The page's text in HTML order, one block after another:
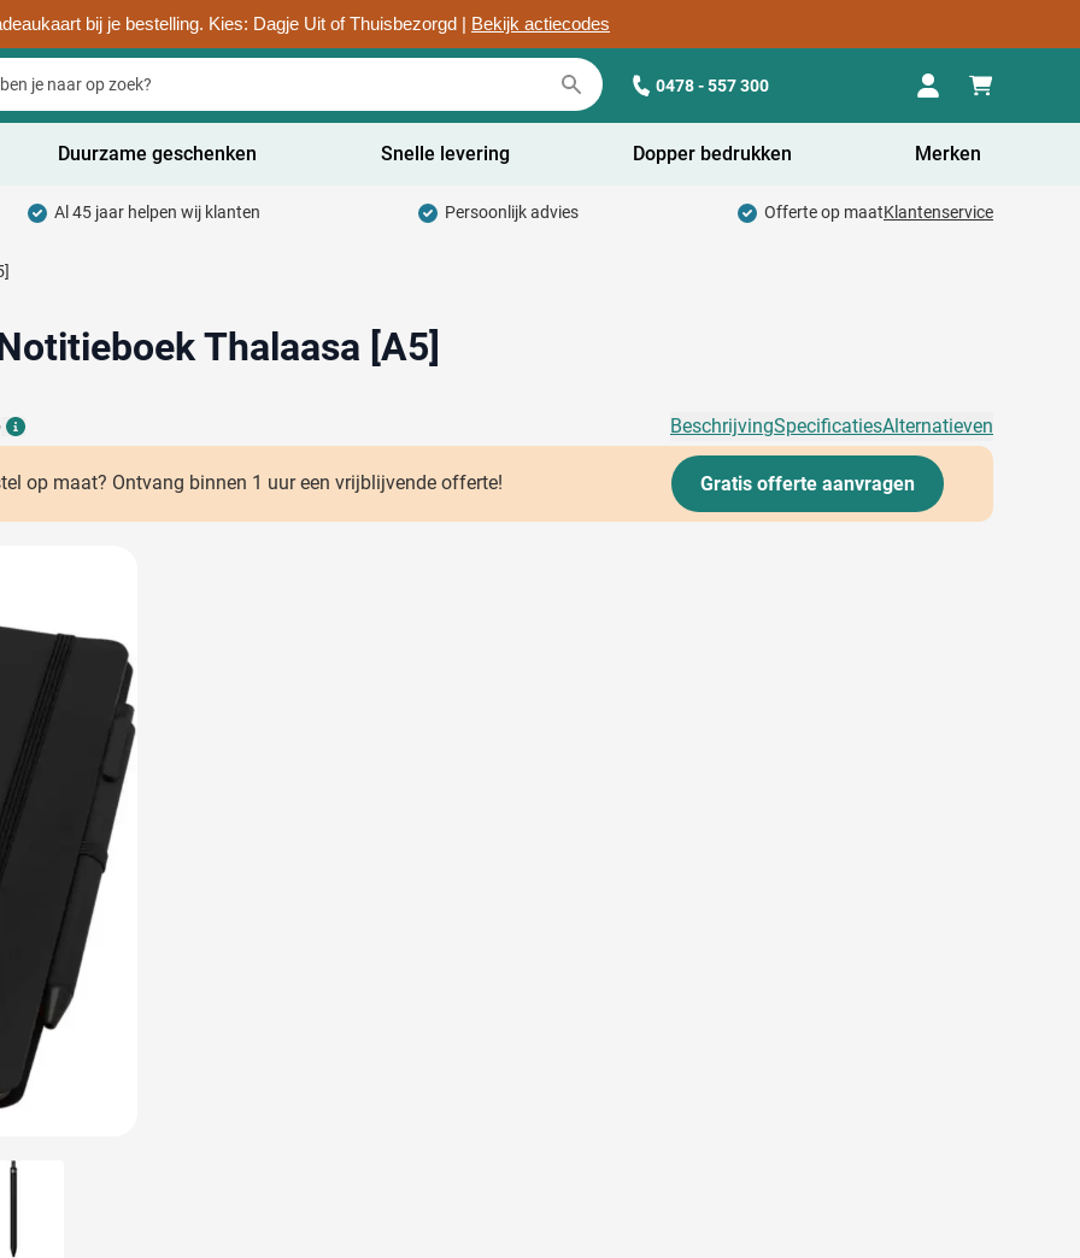
bij je bestelling. Kies: Dagje Uit of Thuisbezorgd | Bekijk actiecodes
0478 - 557 300
categorie
categorie
& Weggevers categorie
categorie
categorie
& Keuken categorie
& Veiligheid categorie
& Vrije tijd categorie
& Kids categorie
categorie
& thema's categorie
Duurzame geschenken Snelle levering Dopper bedrukken Merken
Al 45 jaar helpen wij klanten Persoonlijk advies Offerte op maatKlantenservice
Thalaasa [A5]
Details
BeschrijvingSpecificatiesAlternatieven
op maat? Ontvang binnen 1 uur een vrijblijvende offerte! Gratis offerte aanvragen
View larger image